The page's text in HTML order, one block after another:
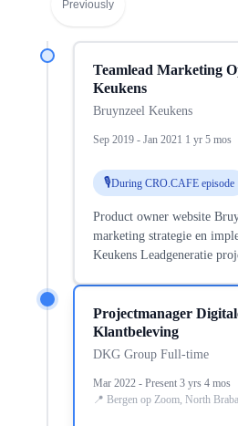
Previously
Projectmanager
Klantbeleving
DKG Group Full-time
Mar 2022 - Present 3 yrs 4 mos
Bergen op Zoom, North
Teamlead Marketing
Keukens
Bruynzeel Keukens
Sep 2019 - Jan 2021 1 yr 5 mos
During CRO.CAFE episode
Product owner website
marketing strategie en
Keukens Leadgeneratie projecten BtoC en BtoB